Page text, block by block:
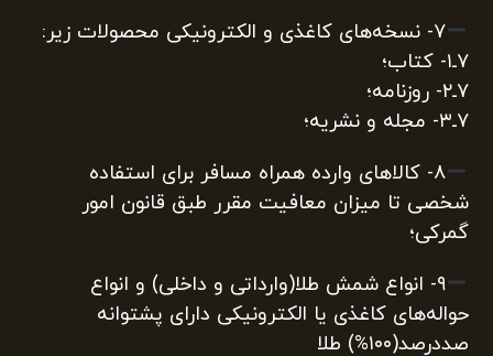
۷‌- نسخه‌های کاغذی و الکترونیکی محصولات زیر:
۷‌ـ۱‌- کتاب؛
۷‌ـ۲‌- روزنامه؛
۷‌ـ۳‌- مجله و نشریه؛
۸‌- کالاهای وارده همراه مسافر برای استفاده
شخصی تا میزان معافیت مقرر طبق قانون امور
گمرکی؛
۹‌- انواع شمش طلا(وارداتی و داخلی) و انواع
حواله‌های کاغذی یا الکترونیکی دارای پشتوانه
صددرصد(۱۰۰%) طلا